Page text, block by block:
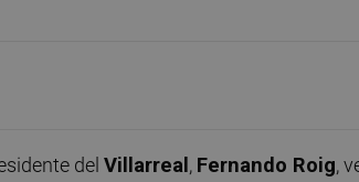
del Villarreal , Fernando Roig,